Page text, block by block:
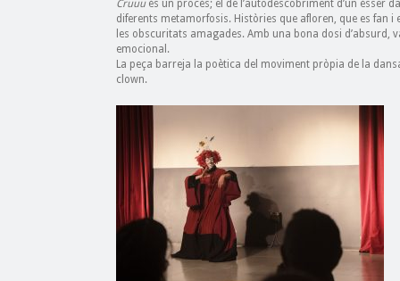
Cruuués un procés; el de l’autodescobriment d’un ésser
diferents metamorfosis. Històries que afloren, que es fan
les obscuritats amagades. Amb una bona dosi d’absurd,
emocional.
La peça barreja la poètica del moviment pròpia de la
clown.